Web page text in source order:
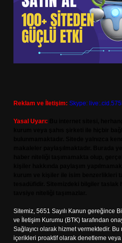
Reklam ve İletişim: Skype:
Yasal Uyarı:
Sitemiz, 5651 Sayılı Kanun gereğince
ve İletişim Kurumu (BTK) tarafından
Sağlayıcı olarak hizmet vermektedir.
içerikleri proaktif olarak denetleme veya